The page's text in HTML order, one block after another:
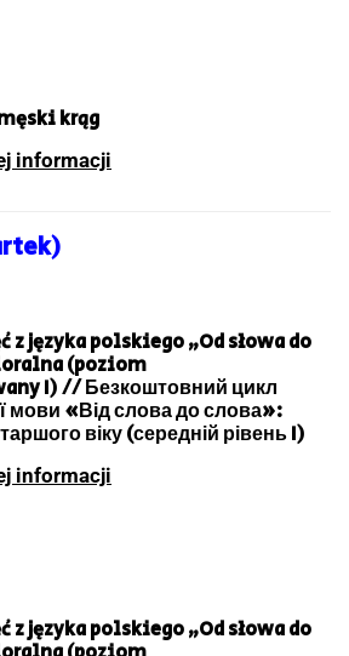
krąg
informacji
z języka polskiego „Od słowa do
(poziom
I) // Безкоштовний цикл
мови «Від слова до слова»:
віку (середній рівень I)
informacji
z języka polskiego „Od słowa do